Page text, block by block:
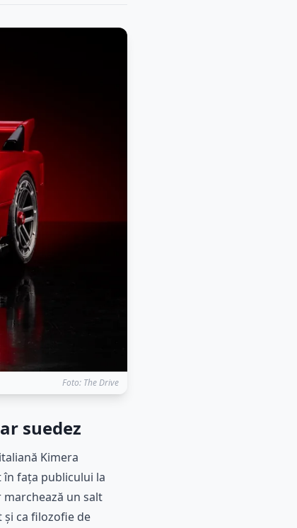
Foto: The Drive
suedez
Kimera
în fața publicului la
un salt
ca filozofie de